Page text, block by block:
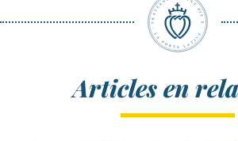
Articles en